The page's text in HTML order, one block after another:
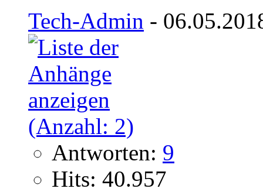
Tech-Admin -
Antworten: 9
Hits: 40.957